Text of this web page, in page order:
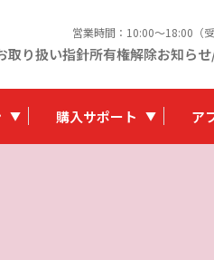
営業時間：10:00〜18:00（
取り扱い指針所有権解除お知ら
購入サポート ア